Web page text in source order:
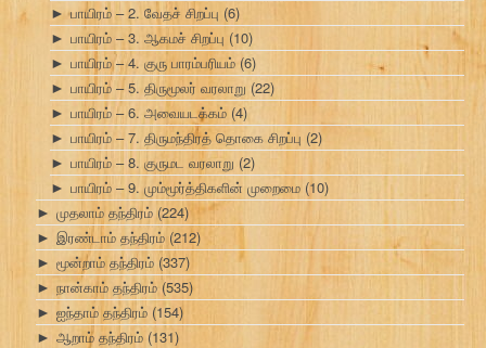
► பாயிரம் – 2. வேதச் சிறப்பு (6)
► பாயிரம் – 3. ஆகமச் சிறப்பு (10)
► பாயிரம் – 4. குரு பாரம்பரியம் (6)
► பாயிரம் – 5. திருமூலர் வரலாறு (22)
► பாயிரம் – 6. அவையடக்கம் (4)
► பாயிரம் – 7. திருமந்திரத் தொகை சிறப்பு (2)
► பாயிரம் – 8. குருமட வரலாறு (2)
► பாயிரம் – 9. மும்மூர்த்திகளின் முறைமை (10)
► முதலாம் தந்திரம் (224)
► இரண்டாம் தந்திரம் (212)
► மூன்றாம் தந்திரம் (337)
► நான்காம் தந்திரம் (535)
► ஐந்தாம் தந்திரம் (154)
► ஆறாம் தந்திரம் (131)